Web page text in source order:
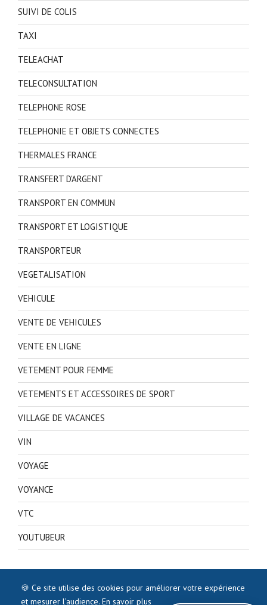
SUIVI DE COLIS
TAXI
TELEACHAT
TELECONSULTATION
TELEPHONE ROSE
TELEPHONIE ET OBJETS CONNECTES
THERMALES FRANCE
TRANSFERT D'ARGENT
TRANSPORT EN COMMUN
TRANSPORT ET LOGISTIQUE
TRANSPORTEUR
VEGETALISATION
VEHICULE
VENTE DE VEHICULES
VENTE EN LIGNE
VETEMENT POUR FEMME
VETEMENTS ET ACCESSOIRES DE SPORT
VILLAGE DE VACANCES
VIN
VOYAGE
VOYANCE
VTC
YOUTUBEUR
🍪 Ce site utilise des cookies pour améliorer votre expérience
et mesurer l’audience. En savoir plus